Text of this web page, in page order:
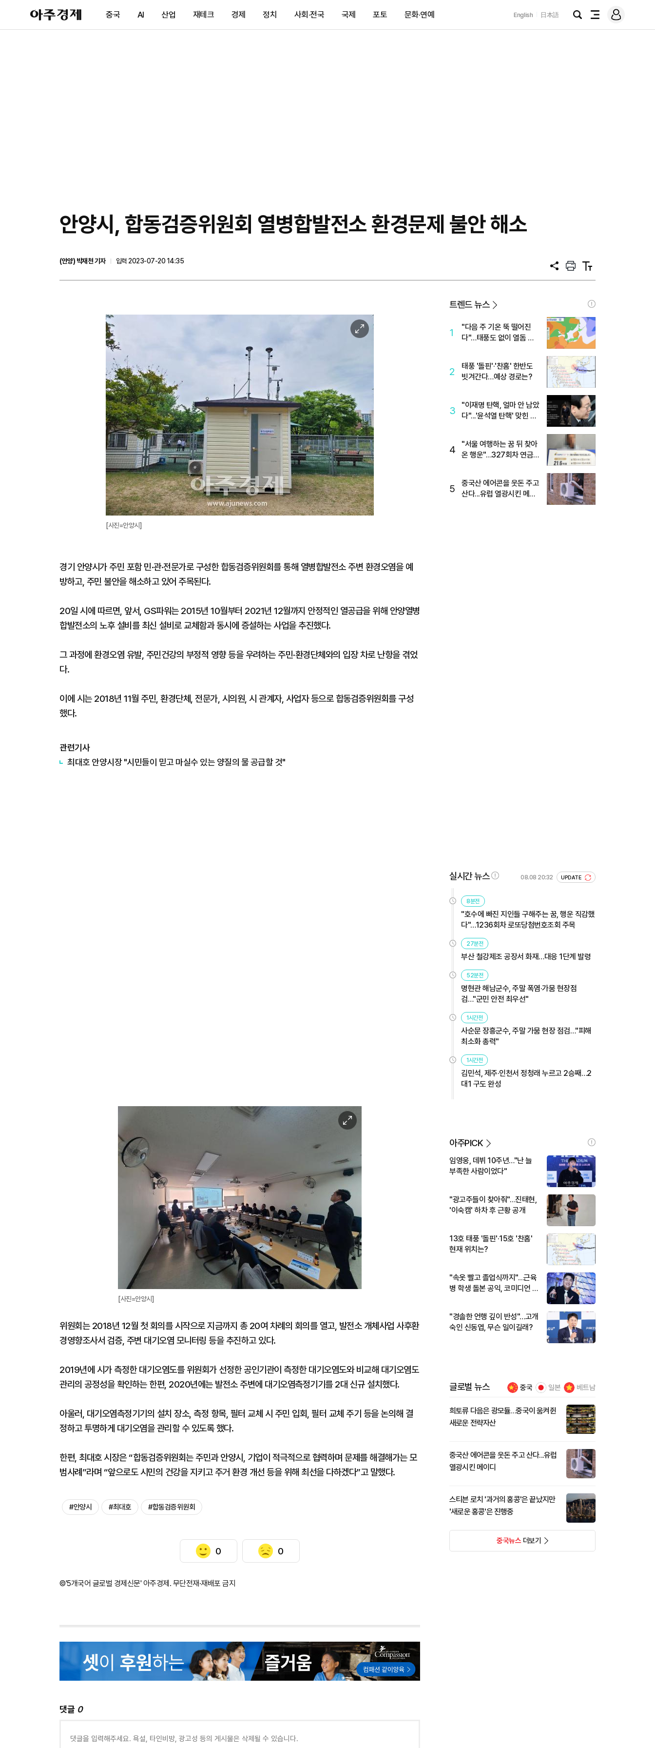
아
주
제
중국 AI 산업 재테크 경제 정치 사회·전국 국제 포토 문화·연예 English 日本語
검
전
메
그
안양시, 합동검증위원회 열병합발전소 환경문제 불안 해소
(안양) 박재천 기자
입력 2023-07-20 14:35
공
프
트
텍
트
이
미
[사진=안양시]
경기 안양시가 주민 포함 민·관·전문가로 구성한 합동검증위원회를 통해 열병합발전소 주변 환경오염을 예
방하고, 주민 불안을 해소하고 있어 주목된다.
20일 시에 따르면, 앞서, GS파워는 2015년 10월부터 2021년 12월까지 안정적인 열공급을 위해 안양열병
합발전소의 노후 설비를 최신 설비로 교체함과 동시에 증설하는 사업을 추진했다.
그 과정에 환경오염 유발, 주민건강의 부정적 영향 등을 우려하는 주민·환경단체와의 입장 차로 난항을 겪었
다.
이에 시는 2018년 11월 주민, 환경단체, 전문가, 시의원, 시 관계자, 사업자 등으로 합동검증위원회를 구성
했다.
관련기사
최대호 안양시장 "시민들이 믿고 마실수 있는 양질의 물 공급할 것"
이
미
확
대
[사진=안양시]
위원회는 2018년 12월 첫 회의를 시작으로 지금까지 총 20여 차례의 회의를 열고, 발전소 개체사업 사후환
경영향조사서 검증, 주변 대기오염 모니터링 등을 추진하고 있다.
2019년에 시가 측정한 대기오염도를 위원회가 선정한 공인기관이 측정한 대기오염도와 비교해 대기오염도
관리의 공정성을 확인하는 한편, 2020년에는 발전소 주변에 대기오염측정기기를 2대 신규 설치했다.
아울러, 대기오염측정기기의 설치 장소, 측정 항목, 필터 교체 시 주민 입회, 필터 교체 주기 등을 논의해 결
정하고 투명하게 대기오염을 관리할 수 있도록 했다.
한편, 최대호 시장은 “합동검증위원회는 주민과 안양시, 기업이 적극적으로 협력하며 문제를 해결해가는 모
범사례”라며 “앞으로도 시민의 건강을 지키고 주거 환경 개선 등을 위해 최선을 다하겠다”고 말했다.
#안양시 #최대호 #합동검증위원회
0 0
©'5개국어 글로벌 경제신문' 아주경제. 무단전재·재배포 금지
댓글 0
트렌드 뉴스
1
"다음 주 기온 뚝 떨어진
다"…태풍도 없이 열돔 박
2
태풍 '돌핀'·'찬홈' 한반도
빗겨간다…예상 경로는?
3
"이재명 탄핵, 얼마 안 남았
다"...'윤석열 탄핵' 맞힌 무
4
"서울 여행하는 꿈 뒤 찾아
온 행운"…327회차 연금
5
중국산 에어콘을 웃돈 주고
산다...유럽 열광시킨 메이
실시간 뉴스 08.08 20:32 UPDATE
8분전
"호수에 빠진 지인들 구해주는 꿈, 행운 직감했
다"…1236회차 로또당첨번호조회 주목
27분전
부산 철강제조 공장서 화재…대응 1단계 발령
52분전
명현관 해남군수, 주말 폭염·가뭄 현장점
검…"군민 안전 최우선"
1시간전
사순문 장흥군수, 주말 가뭄 현장 점검…"피해
최소화 총력"
1시간전
김민석, 제주·인천서 정청래 누르고 2승째…2
대1 구도 완성
아주PICK
임영웅, 데뷔 10주년…"난 늘
부족한 사람이었다"
"광고주들이 찾아줘"…진태현,
'이숙캠' 하차 후 근황 공개
13호 태풍 '돌핀'·15호 '찬홈'
현재 위치는?
"속옷 빨고 졸업식까지"…근육
병 학생 돌본 공익, 코미디언 김
"경솔한 언행 깊이 반성"…고개
숙인 신동엽, 무슨 일이길래?
글로벌 뉴스 중국 일본 베트남
희토류 다음은 광모듈…중국이 움켜쥔
새로운 전략자산
중국산 에어콘을 웃돈 주고 산다...유럽
열광시킨 메이디
스티븐 로치 '과거의 홍콩'은 끝났지만
'새로운 홍콩'은 진행중
중국뉴스더보기